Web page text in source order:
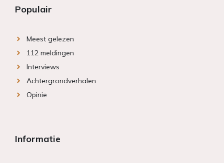
Populair
Meest gelezen
112 meldingen
Interviews
Achtergrondverhalen
Opinie
Informatie